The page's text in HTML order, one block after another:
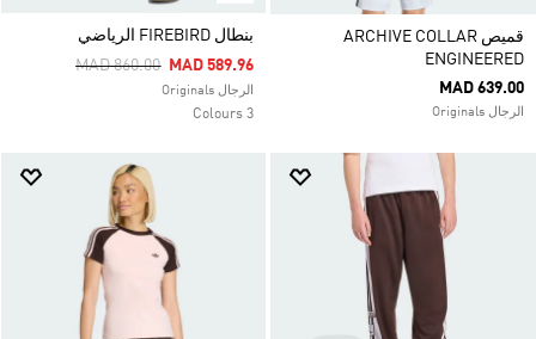
قميص ARCHIVE COLLAR
ENGINEERED
MAD 639.00
الرجال Originals
بنطال FIREBIRD الرياضي
Price Reduced From
MAD 860.00ToMAD 589.96
الرجال Originals
3 Colours